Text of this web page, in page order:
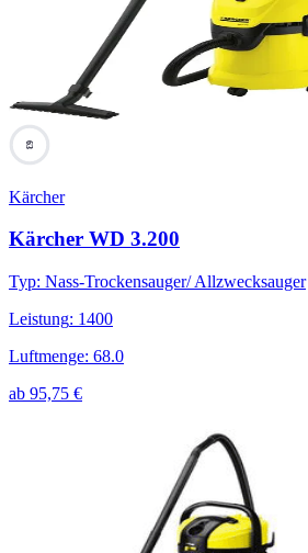
63
Kärcher
Kärcher WD 3.200
Typ: Nass-Trockensauger/ Allzwecksauger
Leistung: 1400
Luftmenge: 68.0
ab 95,75 €